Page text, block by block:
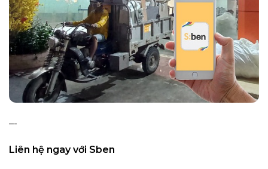
–-
Liên hệ ngay với Sben